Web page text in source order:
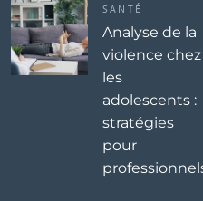
SANTÉ
Analyse de la
violence chez
les
adolescents :
stratégies
pour